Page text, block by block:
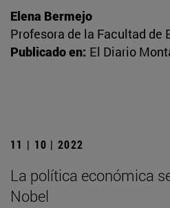
Elena Bermejo
Profesora de la Facultad de
Publicado en: El Diario
11 | 10 | 2022
La política económica
Nobel